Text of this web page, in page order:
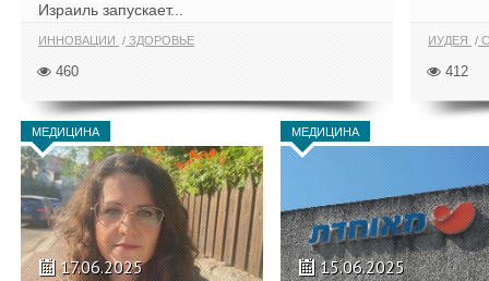
Израиль запускает...
ИННОВАЦИИ ЗДОРОВЬЕ
460
ИУДЕЯ
412
МЕДИЦИНА
17.06.2025
МЕДИЦИНА
15.06.2025